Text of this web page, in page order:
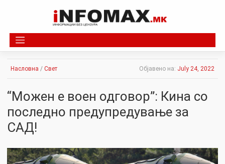
Насловна / Свет Објавено на: July 24, 2022
“Можен е воен одговор”: Кина со
последно предупредување за
САД!